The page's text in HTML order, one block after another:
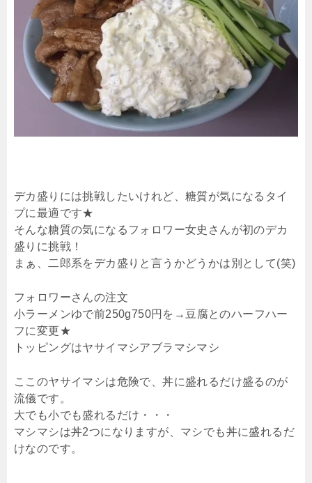
デカ盛りには挑戦したいけれど、糖質が気になるタイ
プに最適です★
そんな糖質の気になるフォロワー女史さんが初のデカ
盛りに挑戦！
まぁ、二郎系をデカ盛りと言うかどうかは別として(笑)
フォロワーさんの注文
小ラーメンゆで前250g750円を→豆腐とのハーフハー
フに変更★
トッピングはヤサイマシアブラマシマシ
ここのヤサイマシは危険で、丼に盛れるだけ盛るのが
流儀です。
大でも小でも盛れるだけ・・・
マシマシは丼2つになりますが、マシでも丼に盛れるだ
けなのです。